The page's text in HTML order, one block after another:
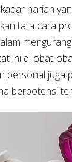
harian
tata cara
ini di obat-
personal juga
berpotensi